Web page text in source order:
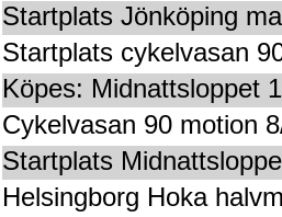
Startplats Jönköping
Startplats cykelvasan
Köpes: Midnattsloppet
Cykelvasan 90 motion
Startplats
Helsingborg Hoka